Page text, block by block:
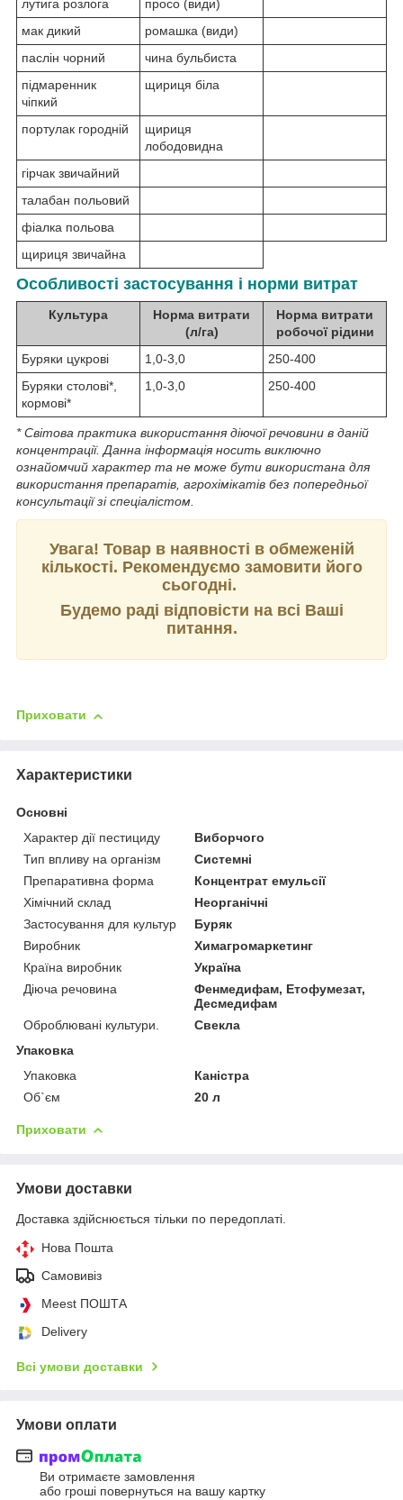
лутига розлога
просо (види)
мак дикий
ромашка (види)
паслін чорний
чина бульбиста
підмаренник
чіпкий
щириця біла
портулак городній
щириця
лободовидна
гірчак звичайний
талабан польовий
фіалка польова
щириця звичайна
Особливості застосування і норми витрат
Культура
Норма витрати
(л/га)
Норма витрати
робочої рідини
Буряки цукрові
1,0-3,0
250-400
Буряки столові*,
кормові*
1,0-3,0 250-400
* Світова практика використання діючої речовини в даній
концентрації. Данна iнформацiя носить виключно
ознайомчий характер та не може бути використана для
використання препаратiв, агрохiмiкатiв без попередньої
консультації зі спеціалістом.
Увага! Товар в наявності в обмеженій
кількості. Рекомендуємо замовити його
сьогодні.
Будемо раді відповісти на всі Ваші
питання.
Приховати
Характеристики
Основні
Характер дії пестициду
Виборчого
Тип впливу на організм
Системні
Препаративна форма
Концентрат емульсії
Хімічний склад
Неорганічні
Застосування для культур
Буряк
Виробник
Химагромаркетинг
Країна виробник
Україна
Діюча речовина
Фенмедифам, Етофумезат,
Десмедифам
Оброблювані культури.
Свекла
Упаковка
Упаковка
Каністра
Об`єм
20 л
Приховати
Умови доставки
Доставка здійснюється тільки по передоплаті.
Нова Пошта
Самовивіз
Meest ПОШТА
Delivery
Всі умови доставки
Умови оплати
Ви отримаєте замовлення
або гроші повернуться на вашу картку